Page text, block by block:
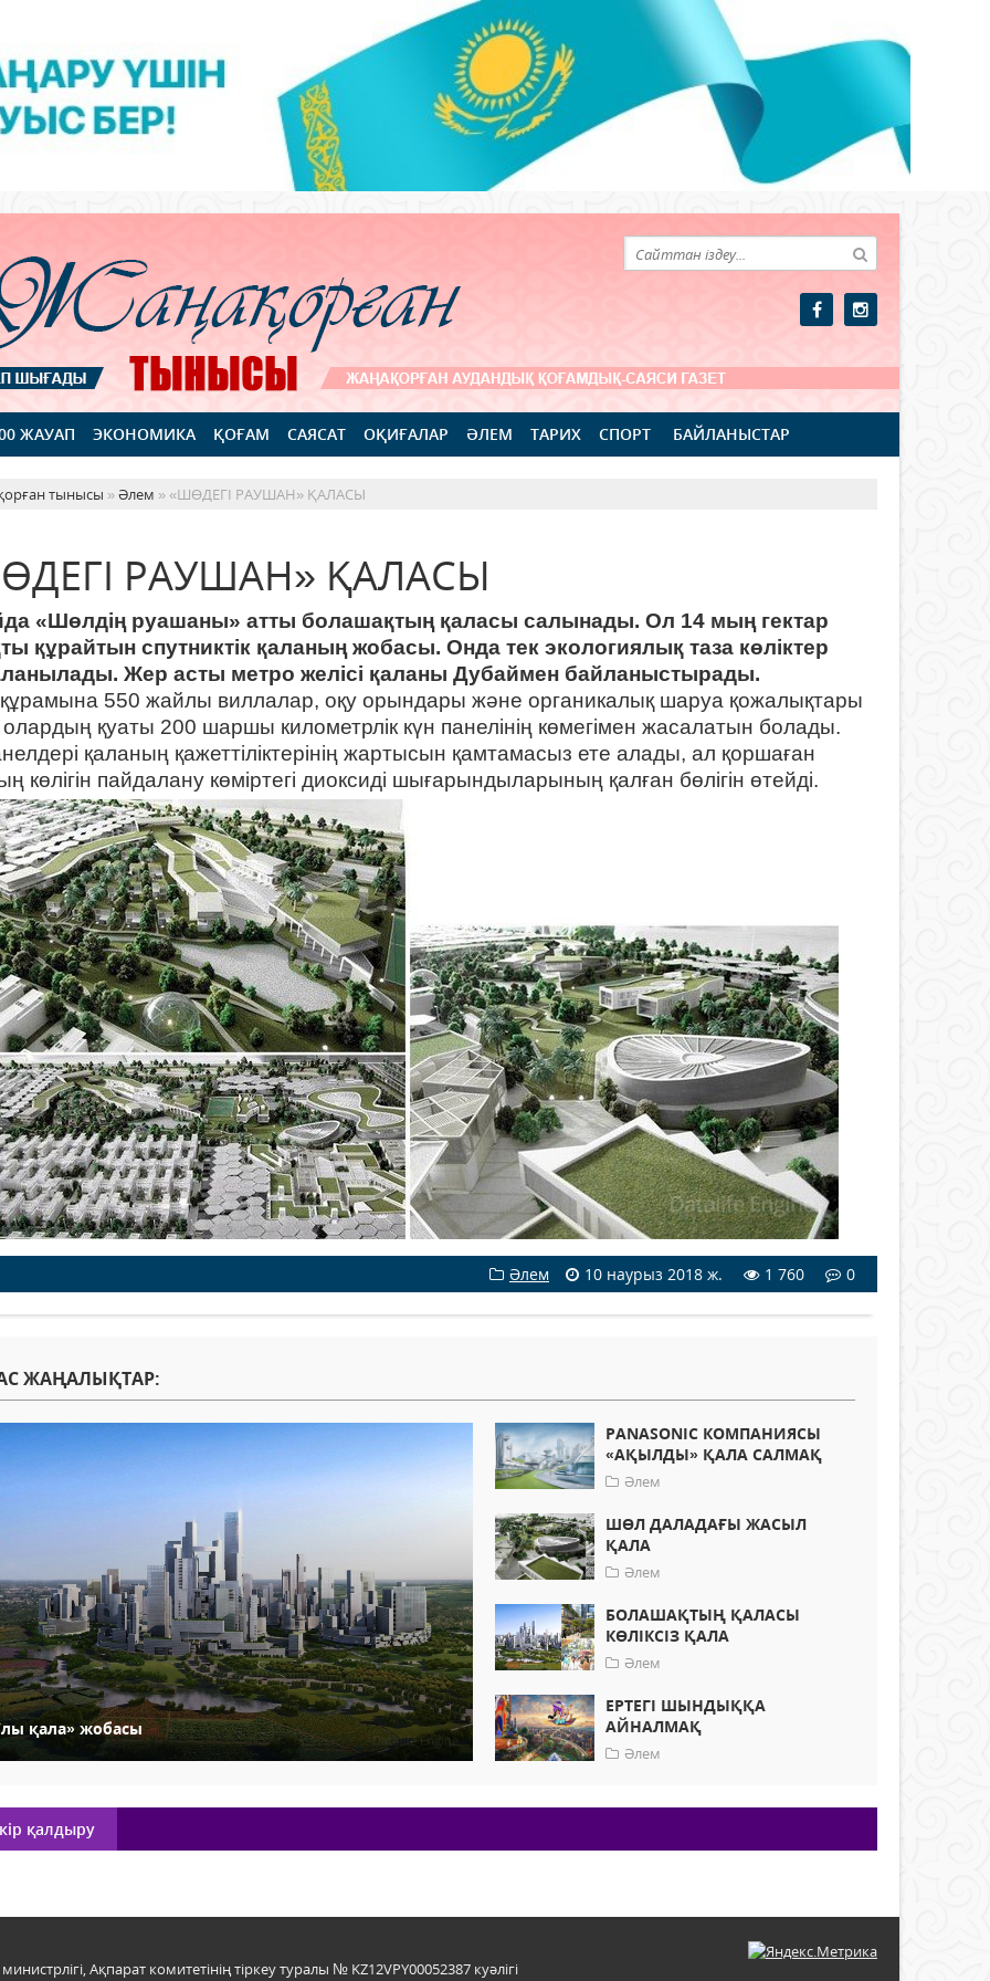
ЖАУАП ЭКОНОМИКА ҚОҒАМ САЯСАТ ОҚИҒАЛАР ӘЛЕМ ТАРИХ СПОРТ БАЙЛАНЫСТАР
тынысы »Әлем » «ШӨДЕГІ РАУШАН» ҚАЛАСЫ
РАУШАН» ҚАЛАСЫ
«Шөлдің руашаны» атты болашақтың қаласы салынады. Ол 14 мың гектар
құрайтын спутниктік қаланың жобасы. Онда тек экологиялық таза көліктер
Жер асты метро желісі қаланы Дубаймен байланыстырады.
550 жайлы виллалар, оқу орындары және органикалық шаруа қожалықтары
олардың қуаты 200 шаршы километрлік күн панелінің көмегімен жасалатын болады.
қаланың қажеттіліктерінің жартысын қамтамасыз ете алады, ал қоршаған
көлігін пайдалану көміртегі диоксиді шығарындыларының қалған бөлігін өтейді.
Әлем 10 наурыз 2018 ж. 1 760 0
ЖАҢАЛЫҚТАР:
қала» жобасы
PANASONIC КОМПАНИЯСЫ
«АҚЫЛДЫ» ҚАЛА САЛМАҚ
Әлем
ШӨЛ ДАЛАДАҒЫ ЖАСЫЛ
ҚАЛА
Әлем
БОЛАШАҚТЫҢ ҚАЛАСЫ
КӨЛІКСІЗ ҚАЛА
Әлем
ЕРТЕГІ ШЫНДЫҚҚА
АЙНАЛМАҚ
Әлем
қалдыру
Ақпарат комитетінің тіркеу туралы № KZ12VPY00052387 куәлігі